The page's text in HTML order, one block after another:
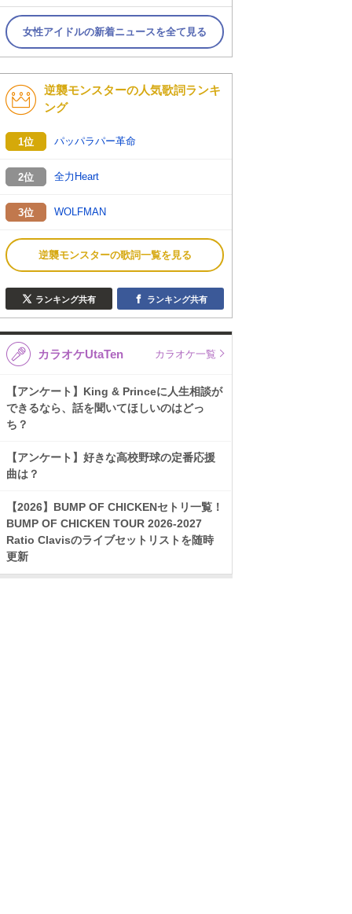
女性アイドルの新着ニュースを全て見る
逆襲モンスターの人気歌詞ランキ
ング
1位 パッパラパー革命
2位 全力Heart
3位 WOLFMAN
逆襲モンスターの歌詞一覧を見る
ランキング共有 ランキング共有
カラオケUtaTen カラオケ一覧
【アンケート】King & Princeに人生相談が
できるなら、話を聞いてほしいのはどっ
ち？
【アンケート】好きな高校野球の定番応援
曲は？
【2026】BUMP OF CHICKENセトリ一覧！
BUMP OF CHICKEN TOUR 2026-2027
Ratio Clavisのライブセットリストを随時
更新